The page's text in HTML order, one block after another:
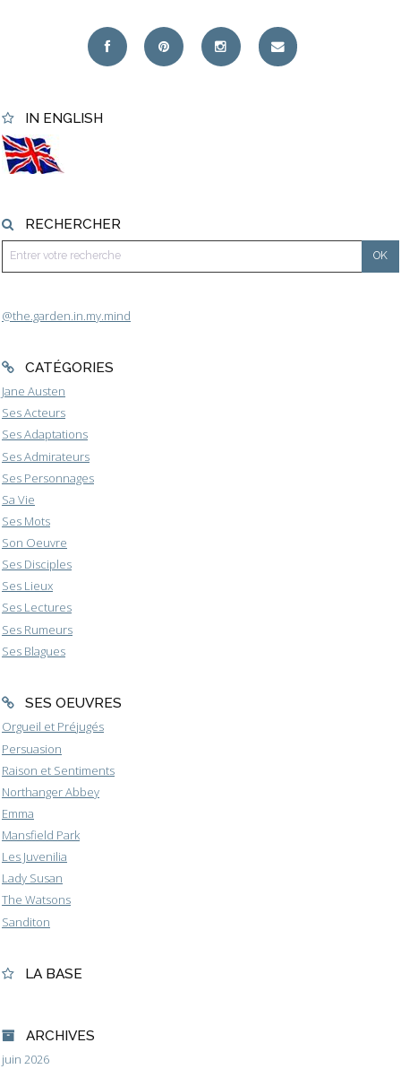
IN ENGLISH
RECHERCHER
@the.garden.in.my.mind
CATÉGORIES
Jane Austen
Ses Acteurs
Ses Adaptations
Ses Admirateurs
Ses Personnages
Sa Vie
Ses Mots
Son Oeuvre
Ses Disciples
Ses Lieux
Ses Lectures
Ses Rumeurs
Ses Blagues
SES OEUVRES
Orgueil et Préjugés
Persuasion
Raison et Sentiments
Northanger Abbey
Emma
Mansfield Park
Les Juvenilia
Lady Susan
The Watsons
Sanditon
LA BASE
ARCHIVES
juin 2026